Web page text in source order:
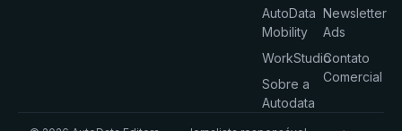
AutoData
Mobility
WorkStudio
Sobre a
Autodata
Newsletter
Ads
Contato
Comercial